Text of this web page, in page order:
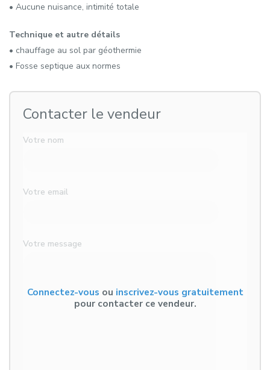
• Aucune nuisance, intimité totale
Technique et autre détails
• chauffage au sol par géothermie
• Fosse septique aux normes
Contacter le vendeur
Votre nom
Votre email
Votre message
Connectez-vous ou inscrivez-vous gratuitement
pour contacter ce vendeur.